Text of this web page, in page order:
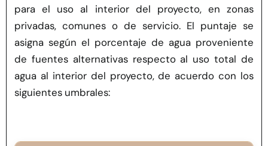
para el uso al interior del proyecto, en zonas
privadas, comunes o de servicio. El puntaje se
asigna según el porcentaje de agua proveniente
de fuentes alternativas respecto al uso total de
agua al interior del proyecto, de acuerdo con los
siguientes umbrales: